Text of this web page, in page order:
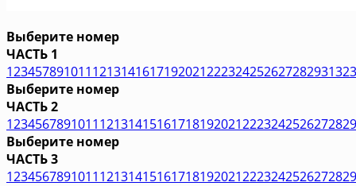
Выберите номер
ЧАСТЬ 1
123457891011121314161719202122232425262728293132
Выберите номер
ЧАСТЬ 2
1234567891011121314151617181920212223242526272829
Выберите номер
ЧАСТЬ 3
1234567891011121314151617181920212223242526272829